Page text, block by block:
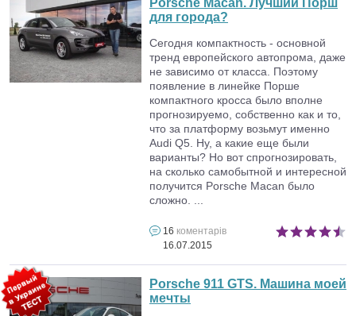
для города?
Сегодня компактность - основной
тренд европейского автопрома, даже
не зависимо от класса. Поэтому
появление в линейке Порше
компактного кросса было вполне
прогнозируемо, собственно как и то,
что за платформу возьмут именно
Audi Q5. Ну, а какие еще были
варианты? Но вот спрогнозировать,
на сколько самобытной и интересной
получится Porsche Macan было
сложно. ...
16 коментарів
16.07.2015
Porsche 911 GTS. Машина моей
мечты